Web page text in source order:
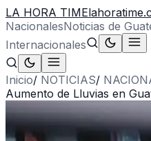
LA HORA TIME
NacionalesNoticias de
Internacionales
Inicio/ NOTICIAS/
Aumento de Lluvias en